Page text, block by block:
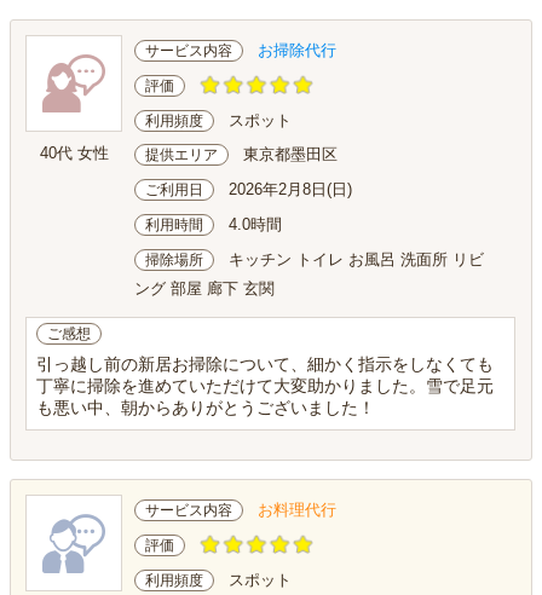
40代 女性
サービス内容 お掃除代行
評価
利用頻度 スポット
提供エリア 東京都墨田区
ご利用日 2026年2月8日(日)
利用時間 4.0時間
掃除場所
キッチン トイレ お風呂 洗面所 リビ
ング 部屋 廊下 玄関
ご感想
引っ越し前の新居お掃除について、細かく指示をしなくても
丁寧に掃除を進めていただけて大変助かりました。雪で足元
も悪い中、朝からありがとうございました！
サービス内容 お料理代行
評価
利用頻度 スポット